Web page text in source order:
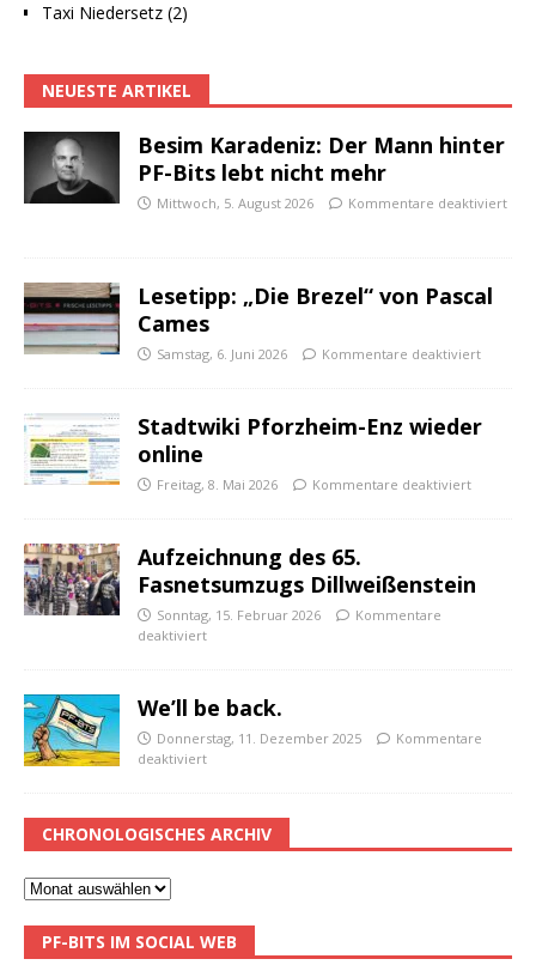
Taxi Niedersetz (2)
NEUESTE ARTIKEL
Besim Karadeniz: Der Mann hinter
PF-Bits lebt nicht mehr
Mittwoch, 5. August 2026 Kommentare deaktiviert
Lesetipp: „Die Brezel“ von Pascal
Cames
Samstag, 6. Juni 2026 Kommentare deaktiviert
Stadtwiki Pforzheim-Enz wieder
online
Freitag, 8. Mai 2026 Kommentare deaktiviert
Aufzeichnung des 65.
Fasnetsumzugs Dillweißenstein
Sonntag, 15. Februar 2026
Kommentare
deaktiviert
We’ll be back.
Donnerstag, 11. Dezember 2025
Kommentare
deaktiviert
CHRONOLOGISCHES ARCHIV
PF-BITS IM SOCIAL WEB